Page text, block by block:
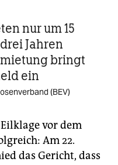
nur um 15
Jahren
bringt
ein
(BEV)
vor dem
Am 22.
das Gericht, dass